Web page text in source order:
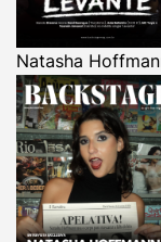
Natasha